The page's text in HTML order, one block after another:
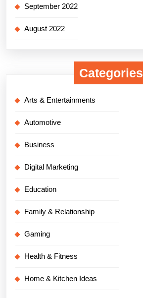
September 2022
August 2022
Categories
Arts & Entertainments
Automotive
Business
Digital Marketing
Education
Family & Relationship
Gaming
Health & Fitness
Home & Kitchen Ideas